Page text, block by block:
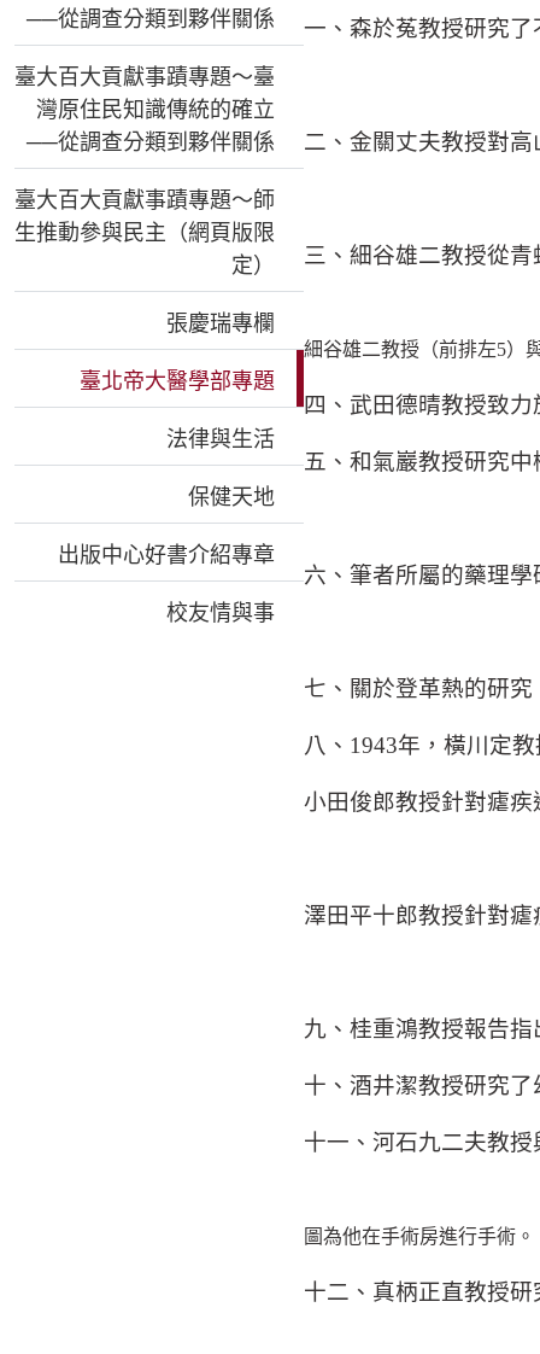
──從調查分類到夥伴關係
臺大百大貢獻事蹟專題～臺
灣原住民知識傳統的確立
──從調查分類到夥伴關係
臺大百大貢獻事蹟專題～師
生推動參與民主（網頁版限
定）
張慶瑞專欄
臺北帝大醫學部專題
法律與生活
保健天地
出版中心好書介紹專章
校友情與事
一、森於菟教授研究
二、金關丈夫教授對
三、細谷雄二教授從
細谷雄二教授（前排左5）
四、武田德晴教授致
五、和氣巖教授研究
六、筆者所屬的藥理
七、關於登革熱的研
八、1943年，橫川定
小田俊郎教授針對瘧
澤田平十郎教授針對
九、桂重鴻教授報告
十、酒井潔教授研究
十一、河石九二夫教
圖為他在手術房進行手術。
十二、真柄正直教授